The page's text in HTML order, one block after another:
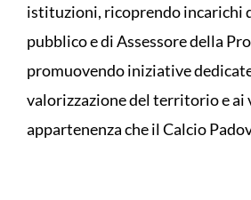
istituzioni, ricoprendo incarichi
pubblico e di Assessore della
promuovendo iniziative
valorizzazione del territorio e ai
appartenenza che il Calcio